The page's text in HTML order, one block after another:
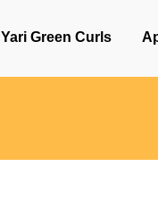
Yari Green Curls